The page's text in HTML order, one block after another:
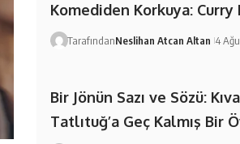
Komediden Korkuya: Curry
TarafındanNeslihan Atcan Altan 4
Bir Jönün Sazı ve Sözü:
Tatlıtuğ’a Geç Kalmış Bir